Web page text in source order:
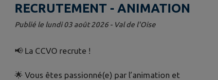
RECRUTEMENT - ANIMATION
Publié le lundi 03 août 2026 - Val de l'Oise
📢 La CCVO recrute !
🌟 Vous êtes passionné(e) par l’animation et